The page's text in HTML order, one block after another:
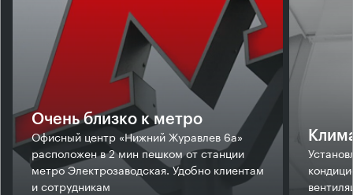
Очень близко к метро
Офисный центр «Нижний Журавлев 6а»
расположен в 2 мин пешком от станции
метро Электрозаводская. Удобно клиентам
и сотрудникам